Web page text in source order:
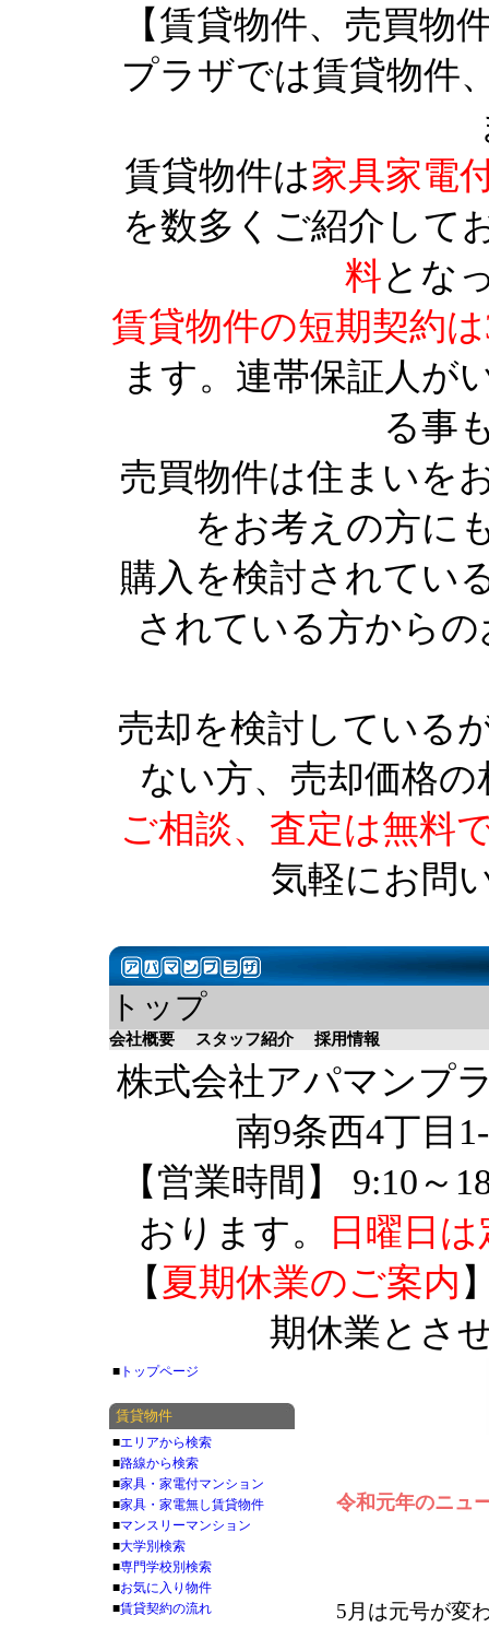
【賃貸物件、売買物
プラザでは賃貸物件
賃貸物件は家具家電
を数多くご紹介して
料とな
賃貸物件の短期契約
ます。連帯保証人が
る事
売買物件は住まいを
をお考えの方に
購入を検討されてい
されている方から
売却を検討している
ない方、売却価格
ご相談、査定は無料
気軽にお問
トップ
会社概要 スタッフ紹介 採用情報
株式会社アパマンプ
南9条西4丁目
【営業時間】 9:10～
おります。
日曜日
【 夏期休業のご案内
期休業とさ
令和元年のニュ
5月は元号が変
■ トップページ
賃貸物件
■エリアから検索
■路線から検索
■家具・家電付マンション
■家具・家電無し賃貸物件
■マンスリーマンション
■大学別検索
■専門学校別検索
■お気に入り物件
■賃貸契約の流れ